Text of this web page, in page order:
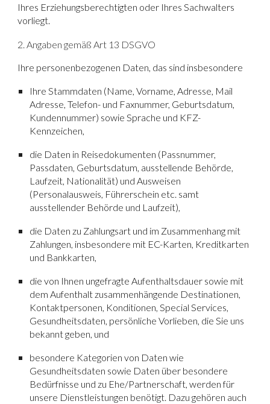
Ihres Erziehungsberechtigten oder Ihres Sachwalters
vorliegt.
2. Angaben gemäß Art 13 DSGVO
Ihre personenbezogenen Daten, das sind insbesondere
Ihre Stammdaten (Name, Vorname, Adresse, Mail
Adresse, Telefon- und Faxnummer, Geburtsdatum,
Kundennummer) sowie Sprache und KFZ-
Kennzeichen,
die Daten in Reisedokumenten (Passnummer,
Passdaten, Geburtsdatum, ausstellende Behörde,
Laufzeit, Nationalität) und Ausweisen
(Personalausweis, Führerschein etc. samt
ausstellender Behörde und Laufzeit),
die Daten zu Zahlungsart und im Zusammenhang mit
Zahlungen, insbesondere mit EC-Karten, Kreditkarten
und Bankkarten,
die von Ihnen ungefragte Aufenthaltsdauer sowie mit
dem Aufenthalt zusammenhängende Destinationen,
Kontaktpersonen, Konditionen, Special Services,
Gesundheitsdaten, persönliche Vorlieben, die Sie uns
bekannt geben, und
besondere Kategorien von Daten wie
Gesundheitsdaten sowie Daten über besondere
Bedürfnisse und zu Ehe/Partnerschaft, werden für
unsere Dienstleistungen benötigt. Dazu gehören auch